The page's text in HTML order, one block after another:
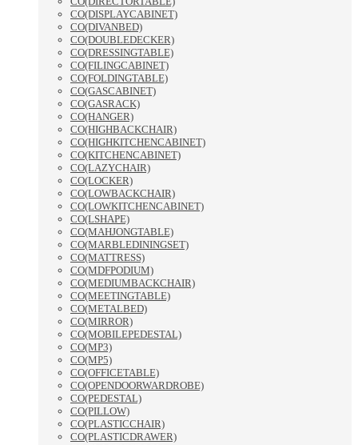
CO(DISPLAYCABINET)
CO(DIVANBED)
CO(DOUBLEDECKER)
CO(DRESSINGTABLE)
CO(FILINGCABINET)
CO(FOLDINGTABLE)
CO(GASCABINET)
CO(GASRACK)
CO(HANGER)
CO(HIGHBACKCHAIR)
CO(HIGHKITCHENCABINET)
CO(KITCHENCABINET)
CO(LAZYCHAIR)
CO(LOCKER)
CO(LOWBACKCHAIR)
CO(LOWKITCHENCABINET)
CO(LSHAPE)
CO(MAHJONGTABLE)
CO(MARBLEDININGSET)
CO(MATTRESS)
CO(MDFPODIUM)
CO(MEDIUMBACKCHAIR)
CO(MEETINGTABLE)
CO(METALBED)
CO(MIRROR)
CO(MOBILEPEDESTAL)
CO(MP3)
CO(MP5)
CO(OFFICETABLE)
CO(OPENDOORWARDROBE)
CO(PEDESTAL)
CO(PILLOW)
CO(PLASTICCHAIR)
CO(PLASTICDRAWER)